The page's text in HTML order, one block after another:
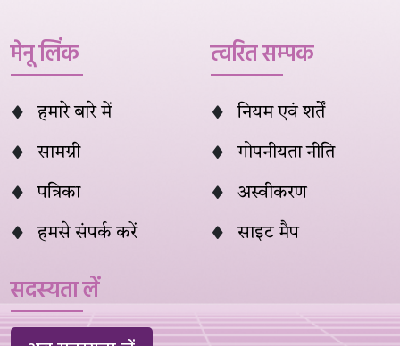
मेनू लिंक
हमारे बारे में
सामग्री
पत्रिका
हमसे संपर्क करें
त्वरित सम्पक
नियम एवं शर्तें
गोपनीयता नीति
अस्वीकरण
साइट मैप
सदस्यता लें